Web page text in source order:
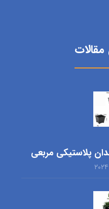
پلاستیکی مربعی
۱۷